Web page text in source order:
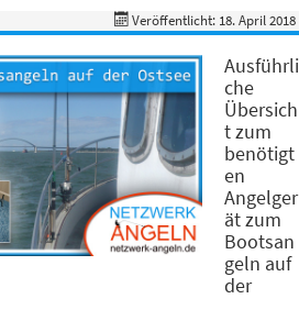
Veröffentlicht: 18. April 2018
Ausführli
che
Übersich
t zum
benötigt
en
Angelger
ät zum
Bootsan
geln auf
der